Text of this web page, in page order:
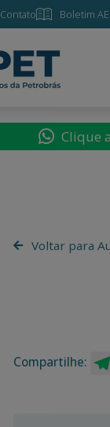
Contato Boletim
Clique
Voltar para
Compartilhe: